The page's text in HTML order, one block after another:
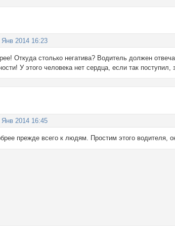
Янв 2014 16:23
Откуда столько негатива? Водитель должен
У этого человека нет сердца, если так
Янв 2014 16:45
прежде всего к людям. Простим этого водителя,